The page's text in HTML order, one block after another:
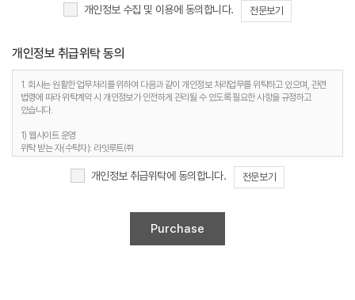
2. 개인정보 수집 목적
1) 문의사항 등록 시 수집항목
사용자 식별, 사용자 문의 대응, 제안·불만·AS처리 등의 민원처리, 공지사항 전달
2) 웹사이트 이용과정에서 자동 생성되어 수집되는 항목
접속빈도 파악 및 서비스 이용 통계 수집 등 사용자 서비스 이용 분석을 통한 안정적 서비스 운영
및 품질 향상
3. 개인정보 보유기간
정보주체 개인정보는 원칙적으로 개인정보의 수집 및 이용목적이 달성되면 지체 없이
파기합니다. 단, 다음의 정보에 대해서는 아래의 이유로 명시한 기간 동안 보존합니다.
1) 문의사항 등록 시 수집항목
보유 이유 : 사용자 식별, 사용자 문의 대응, 민원처리, 공지사항 전달
2) 웹사이트 이용과정에서 자동 생성되어 수집되는 항목
보유 이유 : 접속빈도 파악 및 서비스 이용 통계 수집
개인정보 수집 및 이용에 동의합니다. 전문보기
개인정보 취급위탁 동의
1. 회사는 원활한 업무처리를 위하여 다음과 같이 개인정보 처리업무를 위탁하고 있으며, 관련
법령에 따라 위탁계약 시 개인정보가 안전하게 관리될 수 있도록 필요한 사항을 규정하고
있습니다.
1) 웹사이트 운영
위탁 받는 자(수탁자): 라잇루트㈜
개인정보 보유 및 이용기간 : 명시된 보유기간 및 이유 종료 시까지
정보주체는 위와 같은 개인정보의 취급위탁을 거부할 수 있습니다. 다만 이러한 개인정보의
취급위탁에 동의하지 않을 경우에는 회원가입 및 진행업무와 관련한 정상적인 서비스 제공이
개인정보 취급위탁에 동의합니다. 전문보기